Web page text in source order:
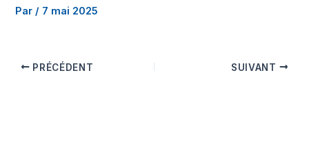
Par / 7 mai 2025
PRÉCÉDENT SUIVANT